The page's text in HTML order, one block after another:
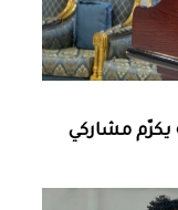
يكرّم مشاركي